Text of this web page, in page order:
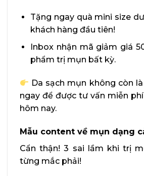
Tặng ngay quà mini size
khách hàng đầu tiên!
Inbox nhận mã giảm giá
phẩm trị mụn bất kỳ.
Da sạch mụn không còn
ngay để được tư vấn miễn
hôm nay.
Mẫu content về mụn dạng
Cẩn thận! 3 sai lầm khi trị
từng mắc phải!